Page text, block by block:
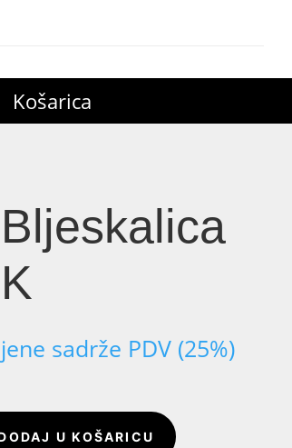
Košarica
sadrže PDV (25%)
U KOŠARICU